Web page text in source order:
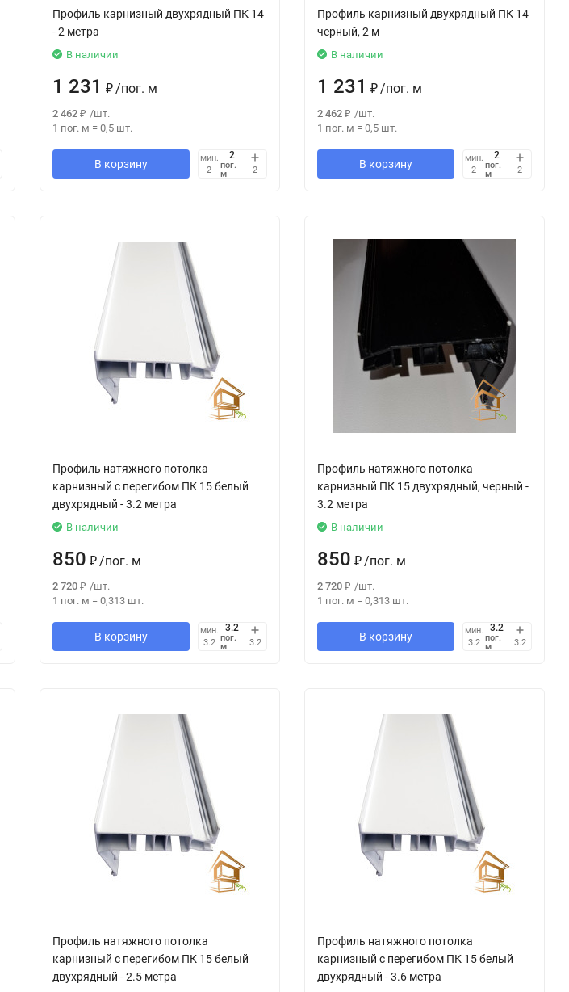
Профиль карнизный двухрядный ПК 14
- 2 метра
В наличии
1 231 ₽/пог. м
2 462 ₽ /шт.
1 пог. м = 0,5 шт.
В корзину
мин.
2
пог.
м
2
Профиль карнизный двухрядный ПК 14
черный, 2 м
В наличии
1 231 ₽/пог. м
2 462 ₽ /шт.
1 пог. м = 0,5 шт.
В корзину
мин.
2
пог.
м
2
Профиль натяжного потолка
карнизный с перегибом ПК 15 белый
двухрядный - 3.2 метра
В наличии
850 ₽/пог. м
2 720 ₽ /шт.
1 пог. м = 0,313 шт.
В корзину
мин.
3.2 пог.
м
3.2
Профиль натяжного потолка
карнизный ПК 15 двухрядный, черный -
3.2 метра
В наличии
850 ₽/пог. м
2 720 ₽ /шт.
1 пог. м = 0,313 шт.
В корзину
мин.
3.2 пог.
м
3.2
Профиль натяжного потолка
карнизный с перегибом ПК 15 белый
двухрядный - 2.5 метра
Профиль натяжного потолка
карнизный с перегибом ПК 15 белый
двухрядный - 3.6 метра